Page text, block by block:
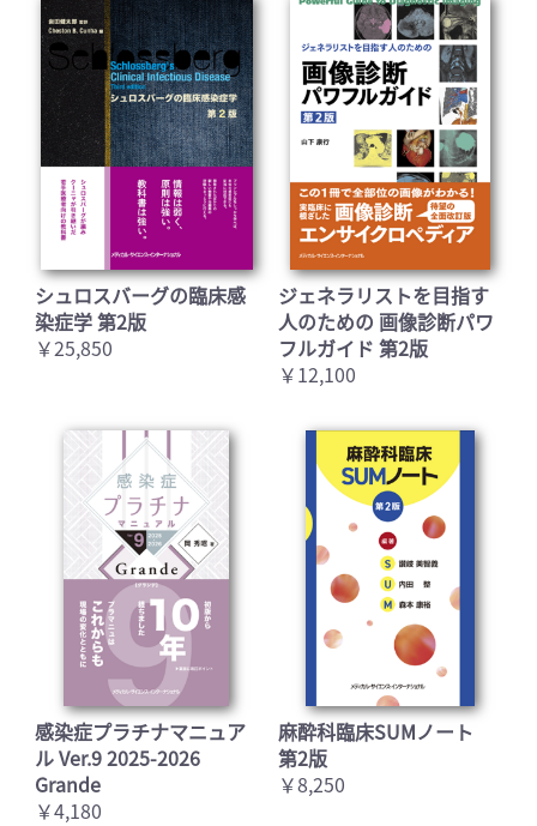
シュロスバーグの臨床感
染症学 第2版
￥25,850
ジェネラリストを目指す
人のための 画像診断パワ
フルガイド 第2版
￥12,100
感染症プラチナマニュア
ル Ver.9 2025-2026
Grande
￥4,180
麻酔科臨床SUMノート
第2版
￥8,250